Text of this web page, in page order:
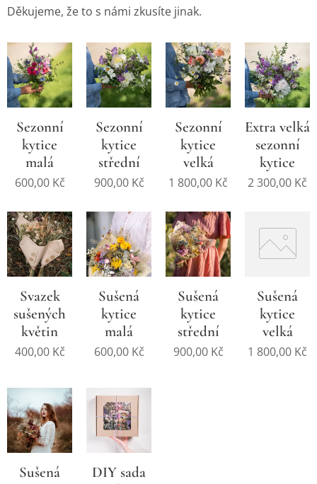
Děkujeme, že to s námi zkusíte jinak.
Sezonní
kytice
malá
600,00Kč
Sezonní
kytice
střední
900,00Kč
Sezonní
kytice
velká
1 800,00 Kč
Extra velká
sezonní
kytice
2 300,00 Kč
Svazek
sušených
květin
400,00Kč
Sušená
kytice
malá
600,00Kč
Sušená
kytice
střední
900,00Kč
Sušená
kytice
velká
1 800,00 Kč
Sušená
DIY sada